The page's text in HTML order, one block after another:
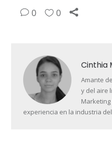
0 0
Cinthia
Amante
y del aire
experiencia en la industria del